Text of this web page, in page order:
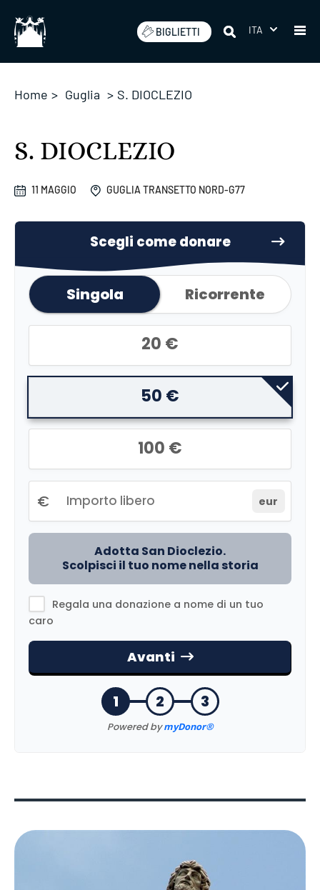
BIGLIETTI ITA
Home > Guglia > S. DIOCLEZIO
S. DIOCLEZIO
11 MAGGIO GUGLIA TRANSETTO NORD-G77